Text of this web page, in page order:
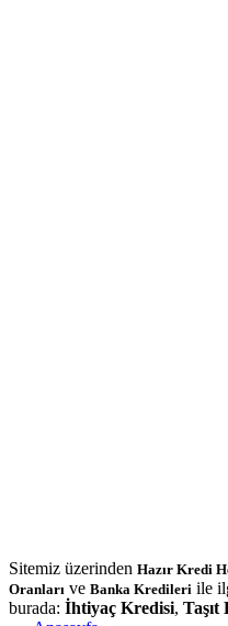
Sitemiz üzerinden Hazır Kredi
Oranları ve Banka Kredileri ile
burada: İhtiyaç Kredisi, Taşıt